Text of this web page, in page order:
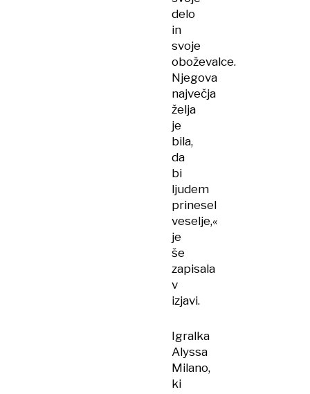
delo
in
svoje
oboževalce.
Njegova
največja
želja
je
bila,
da
bi
ljudem
prinesel
veselje,«
je
še
zapisala
v
izjavi.
Igralka
Alyssa
Milano,
ki